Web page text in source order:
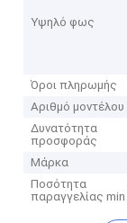
Υψηλό φως
Όροι πληρωμής
Αριθμό μοντέλου
Δυνατότητα
προσφοράς
Μάρκα
Ποσότητα
παραγγελίας min